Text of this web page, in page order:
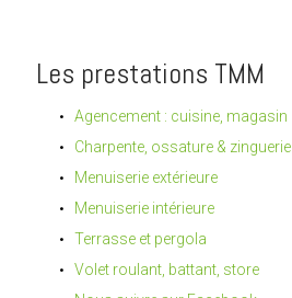
Les prestations TMM
Agencement : cuisine, magasin
Charpente, ossature & zinguerie
Menuiserie extérieure
Menuiserie intérieure
Terrasse et pergola
Volet roulant, battant, store